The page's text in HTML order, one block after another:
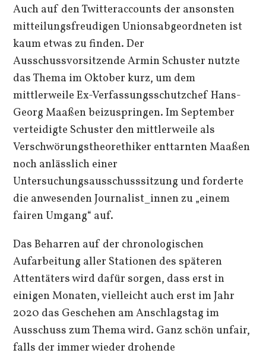
Auch auf den Twitteraccounts der ansonsten
mitteilungsfreudigen Unionsabgeordneten ist
kaum etwas zu finden. Der
Ausschussvorsitzende Armin Schuster nutzte
das Thema im Oktober kurz, um dem
mittlerweile Ex-Verfassungsschutzchef Hans-
Georg Maaßen beizuspringen. Im September
verteidigte Schuster den mittlerweile als
Verschwörungstheorethiker enttarnten Maaßen
noch anlässlich einer
Untersuchungsausschusssitzung und forderte
die anwesenden Journalist_innen zu „einem
fairen Umgang“ auf.
Das Beharren auf der chronologischen
Aufarbeitung aller Stationen des späteren
Attentäters wird dafür sorgen, dass erst in
einigen Monaten, vielleicht auch erst im Jahr
2020 das Geschehen am Anschlagstag im
Ausschuss zum Thema wird. Ganz schön unfair,
falls der immer wieder drohende